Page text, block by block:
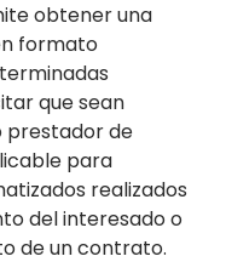
obtener una
formato
que sean
prestador de
para
realizados
del interesado o
de un contrato.